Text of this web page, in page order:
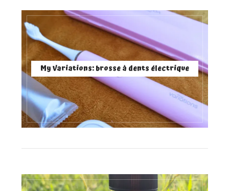
My Variations: brosse à dents électrique